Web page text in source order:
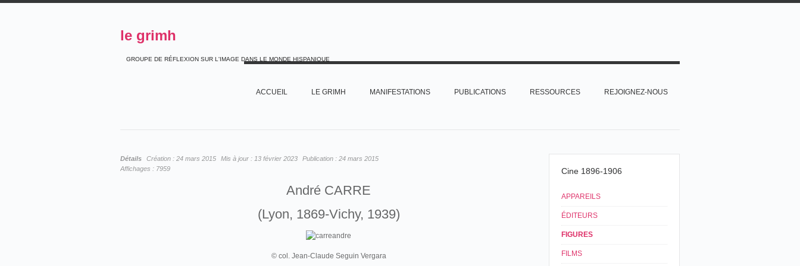
le grimh
GROUPE DE RÉFLEXION SUR L'IMAGE DANS LE MONDE HISPANIQUE
ACCUEIL LE GRIMH MANIFESTATIONS PUBLICATIONS RESSOURCES REJOIGNEZ-NOUS
Détails Création : 24 mars 2015 Mis à jour : 13 février 2023 Publication : 24 mars 2015
Affichages : 7959
André CARRE
(Lyon, 1869-Vichy, 1939)
© col. Jean-Claude Seguin Vergara
Cine 1896-1906
APPAREILS
ÉDITEURS
FIGURES
FILMS